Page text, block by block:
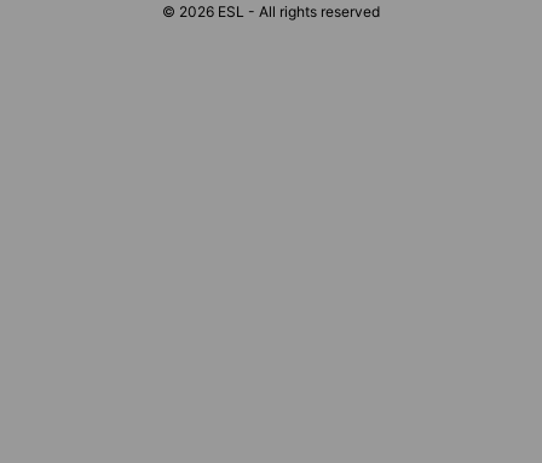
© 2026 ESL - All rights reserved